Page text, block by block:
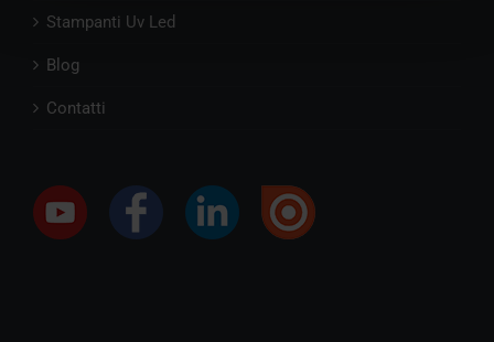
Stampanti Uv Led
Blog
Contatti